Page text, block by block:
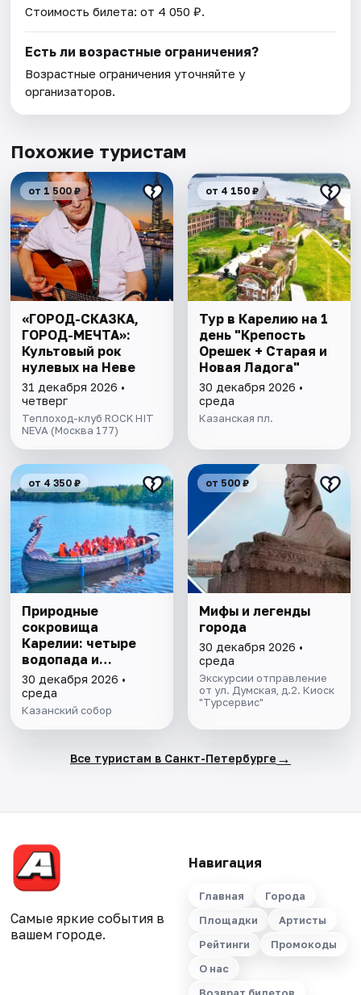
Стоимость билета: от 4 050 ₽.
Есть ли возрастные ограничения?
Возрастные ограничения уточняйте у
организаторов.
Похожие туристам
от 1 500 ₽
«ГОРОД-СКАЗКА,
ГОРОД-МЕЧТА»:
Культовый рок
нулевых на Неве
31 декабря 2026 •
четверг
Теплоход-клуб ROCK HIT
NEVA (Москва 177)
от 4 150 ₽
Тур в Карелию на 1
день "Крепость
Орешек + Старая и
Новая Ладога"
30 декабря 2026 •
среда
Казанская пл.
от 4 350 ₽
Природные
сокровища
Карелии: четыре
водопада и
однодневное
плавание на ладье
среди ладожских
30 декабря 2026 •
среда
Казанский собор
от 500 ₽
Мифы и легенды
города
30 декабря 2026 •
среда
Экскурсии отправление
от ул. Думская, д.2. Киоск
"Турсервис"
Все туристам в Санкт-Петербурге →
Самые яркие события в
вашем городе.
Навигация
Главная
Города
Площадки
Артисты
Рейтинги
Промокоды
О нас